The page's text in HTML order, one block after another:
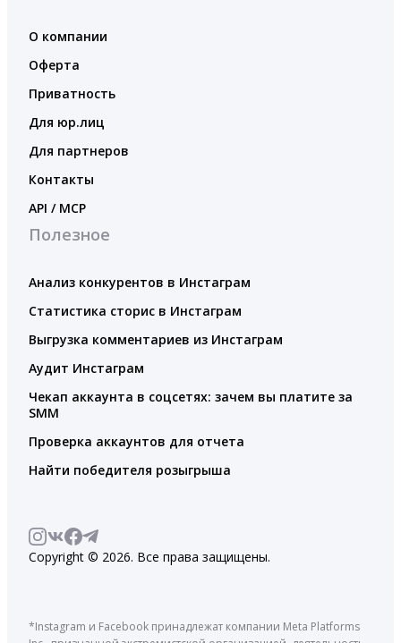
О компании
Оферта
Приватность
Для юр.лиц
Для партнеров
Контакты
API / MCP
Полезное
Анализ конкурентов в Инстаграм
Статистика сторис в Инстаграм
Выгрузка комментариев из Инстаграм
Аудит Инстаграм
Чекап аккаунта в соцсетях: зачем вы платите за
SMM
Проверка аккаунтов для отчета
Найти победителя розыгрыша
Copyright © 2026. Все права защищены.
*Instagram и Facebook принадлежат компании Meta Platforms